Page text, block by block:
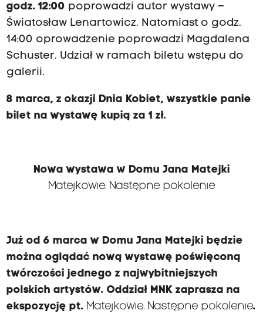
godz. 12:00 poprowadzi autor wystawy –
Światosław Lenartowicz. Natomiast o godz.
14:00 oprowadzenie poprowadzi Magdalena
Schuster. Udział w ramach biletu wstępu do
galerii.
8 marca, z okazji Dnia Kobiet, wszystkie panie
bilet na wystawę kupią za 1 zł.
Nowa wystawa w Domu Jana Matejki
Matejkowie. Następne pokolenie
Już od 6 marca w Domu Jana Matejki będzie
można oglądać nową wystawę poświęconą
twórczości jednego z najwybitniejszych
polskich artystów. Oddział MNK zaprasza na
ekspozycję pt. Matejkowie. Następne pokolenie.